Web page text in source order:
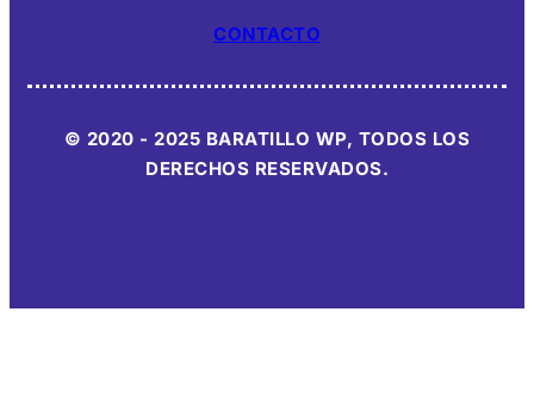
CONTACTO
© 2020 - 2025 BARATILLO WP, TODOS LOS
DERECHOS RESERVADOS.